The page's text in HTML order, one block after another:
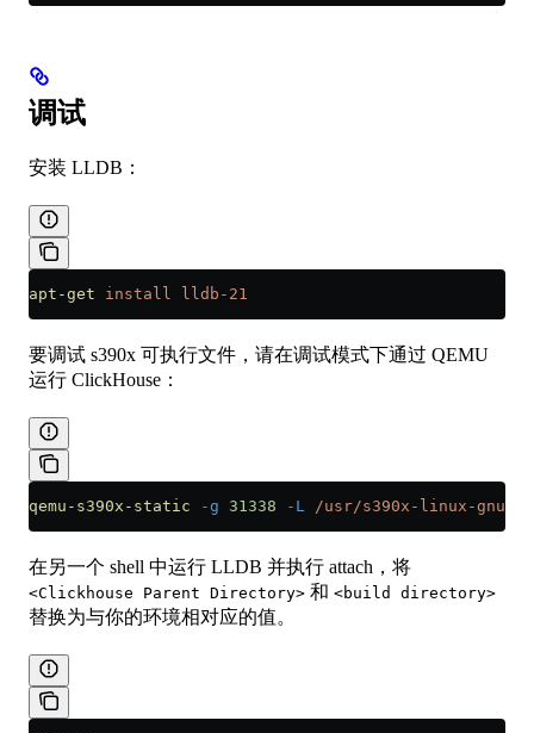
调试
安装 LLDB：
apt-get install lldb-21
要调试 s390x 可执行文件，请在调试模式下通过 QEMU
运行 ClickHouse：
qemu-s390x-static -g 31338 -L /usr/s390x-linux-gnu
在另一个 shell 中运行 LLDB 并执行 attach，将
<Clickhouse Parent Directory> 和 <build directory>
替换为与你的环境相对应的值。